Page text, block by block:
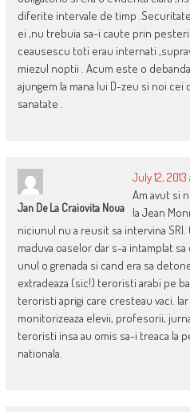
diferite intervale de timp
ei ,nu trebuia sa-i caute prin
ceausescu toti erau internati
miezul noptii . Acum este o
ajungem la mana lui D-zeu si noi
sanatate .
Jan De La Craiovita Noua
July 12,
Am avut si
la Jean
niciunul nu a reusit sa intervina
maduva oaselor dar s-a intamplat
unul o grenada si cand era sa
extradeaza (sic!) teroristi arabi pe
teroristi aprigi care cresteau vaci.
monitorizeaza elevii, profesorii,
teroristi insa au omis sa-i treaca la
nationala.